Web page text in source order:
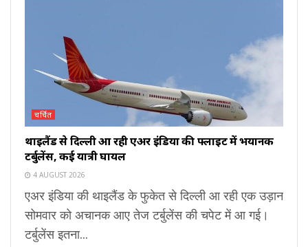
चर्चित
थाइलैंड से दिल्ली आ रही एअर इंडिया की फ्लाइट में भयानक
टर्बुलेंस, कई यात्री घायल
4 AUGUST 2026
एअर इंडिया की थाइलैंड के फुकेत से दिल्ली आ रही एक उड़ान
सोमवार को अचानक आए तेज टर्बुलेंस की चपेट में आ गई।
टर्बुलेंस इतना...